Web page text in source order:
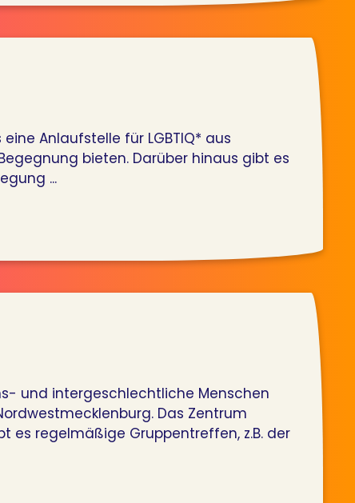
Anlaufstelle für LGBTIQ* aus
bieten. Darüber hinaus gibt es
...
und intergeschlechtliche Menschen
Das Zentrum
es regelmäßige Gruppentreffen, z.B. der